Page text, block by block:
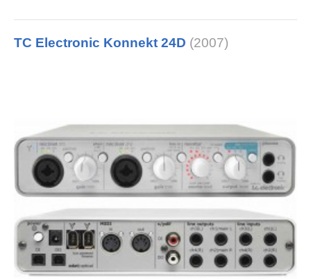
TC Electronic Konnekt 24D (2007)